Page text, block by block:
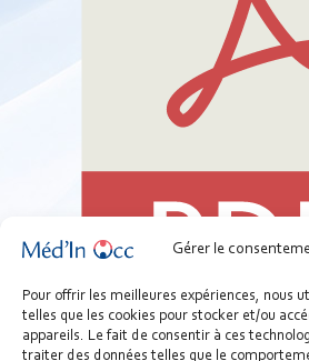
Gérer le
Pour offrir les meilleures expériences, nous
telles que les cookies pour stocker et/ou
appareils. Le fait de consentir à ces
traiter des données telles que le
02 - Support - Maintenance du
undefined